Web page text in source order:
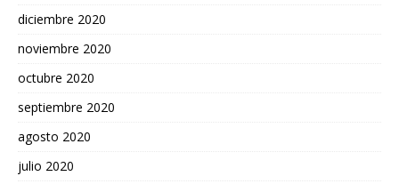
diciembre 2020
noviembre 2020
octubre 2020
septiembre 2020
agosto 2020
julio 2020